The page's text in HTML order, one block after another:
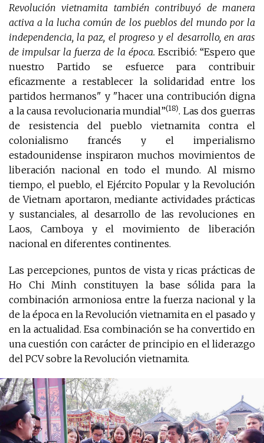
Revolución vietnamita también contribuyó de manera
activa a la lucha común de los pueblos del mundo por la
independencia, la paz, el progreso y el desarrollo, en aras
de impulsar la fuerza de la época. Escribió: “Espero que
nuestro Partido se esfuerce para contribuir
eficazmente a restablecer la solidaridad entre los
partidos hermanos" y "hacer una contribución digna
a la causa revolucionaria mundial”(18). Las dos guerras
de resistencia del pueblo vietnamita contra el
colonialismo francés y el imperialismo
estadounidense inspiraron muchos movimientos de
liberación nacional en todo el mundo. Al mismo
tiempo, el pueblo, el Ejército Popular y la Revolución
de Vietnam aportaron, mediante actividades prácticas
y sustanciales, al desarrollo de las revoluciones en
Laos, Camboya y el movimiento de liberación
nacional en diferentes continentes.
Las percepciones, puntos de vista y ricas prácticas de
Ho Chi Minh constituyen la base sólida para la
combinación armoniosa entre la fuerza nacional y la
de la época en la Revolución vietnamita en el pasado y
en la actualidad. Esa combinación se ha convertido en
una cuestión con carácter de principio en el liderazgo
del PCV sobre la Revolución vietnamita.